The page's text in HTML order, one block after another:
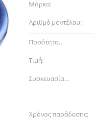
Μάρκα:
Αριθμό μοντέλου:
Ποσότητα
παραγγελίας min:
Τιμή:
Συσκευασία
Χρόνος παράδοσης: